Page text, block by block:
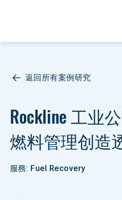
返回所有案例研究
Rockline 工业
燃料管理创造
服務: Fuel Recovery